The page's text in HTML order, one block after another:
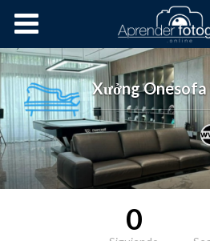
Cursos OnLine
Xưởng Onesofa
0